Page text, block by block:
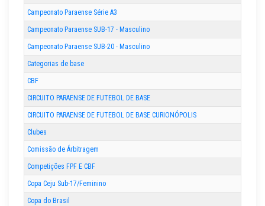
Campeonato Paraense Série A3
Campeonato Paraense SUB-17 - Masculino
Campeonato Paraense SUB-20 - Masculino
Categorias de base
CBF
CIRCUITO PARAENSE DE FUTEBOL DE BASE
CIRCUITO PARAENSE DE FUTEBOL DE BASE CURIONÓPOLIS
Clubes
Comissão de Árbitragem
Competições FPF E CBF
Copa Ceju Sub-17/Feminino
Copa do Brasil